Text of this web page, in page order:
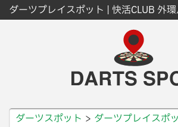
ダーツプレイスポット | 快活CLUB 外
ダーツスポット ダーツプレイスポ